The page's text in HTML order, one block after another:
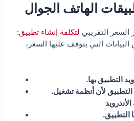
الهاتف الجوال
التقريبي لتكلفة إنشاء تطبيق
التي يتوقف عليها السعر،
التطبيق بها
.نظام التشغيل الذي يعمل به التطبيق لأن أنظمة تشغيل
التطبيق